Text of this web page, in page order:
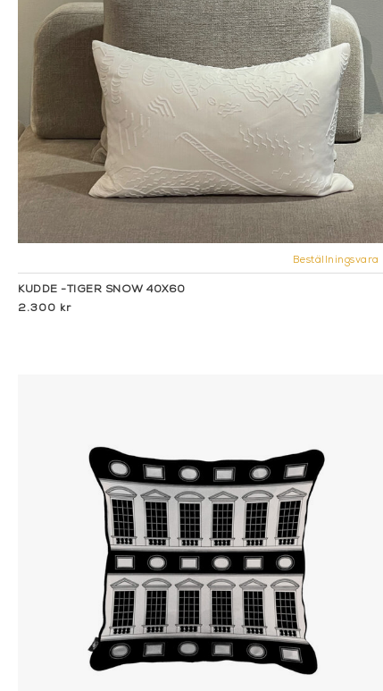
Beställningsvara
KUDDE -TIGER SNOW 40X60
2.300 kr